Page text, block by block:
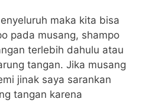
maka kita bisa
pada musang, shampo
terlebih dahulu atau
tangan. Jika musang
jinak saya sarankan
tangan karena